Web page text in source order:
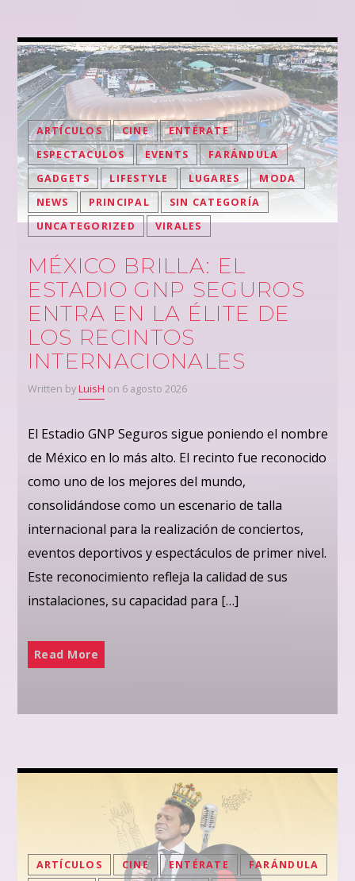
ARTÍCULOS CINE
ENTÉRATE
ESPECTACULOS
EVENTS
FARÁNDULA
GADGETS
LIFESTYLE LUGARES
MODA
NEWS
PRINCIPAL
SIN CATEGORÍA
UNCATEGORIZED
VIRALES
MÉXICO BRILLA: EL
ESTADIO GNP SEGUROS
ENTRA EN LA ÉLITE DE
LOS RECINTOS
INTERNACIONALES
Written by LuisH on 6 agosto 2026
El Estadio GNP Seguros sigue poniendo el nombre
de México en lo más alto. El recinto fue reconocido
como uno de los mejores del mundo,
consolidándose como un escenario de talla
internacional para la realización de conciertos,
eventos deportivos y espectáculos de primer nivel.
Este reconocimiento refleja la calidad de sus
instalaciones, su capacidad para […]
Read More
ARTÍCULOS CINE ENTÉRATE
FARÁNDULA